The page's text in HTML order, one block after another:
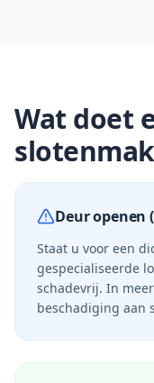
Wat doet
Deur
Staat u voor een
gespecialiseerde
schadevrij. In
beschadiging aan